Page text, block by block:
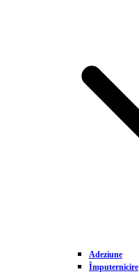
Adeziune
Împuternicire